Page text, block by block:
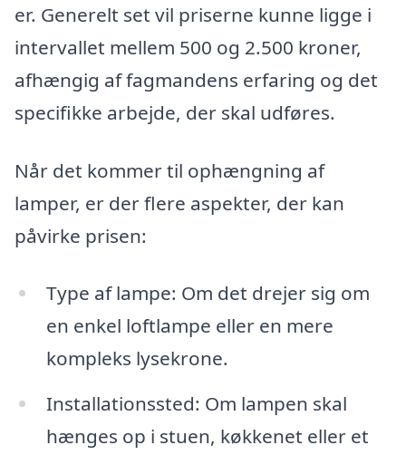
er. Generelt set vil priserne kunne ligge i
intervallet mellem 500 og 2.500 kroner,
afhængig af fagmandens erfaring og det
specifikke arbejde, der skal udføres.
Når det kommer til ophængning af
lamper, er der flere aspekter, der kan
påvirke prisen:
Type af lampe: Om det drejer sig om
en enkel loftlampe eller en mere
kompleks lysekrone.
Installationssted: Om lampen skal
hænges op i stuen, køkkenet eller et